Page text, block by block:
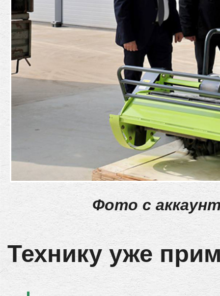
Фото с
Технику уже